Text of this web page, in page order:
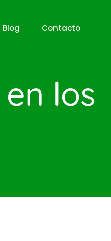
Blog Contacto
los